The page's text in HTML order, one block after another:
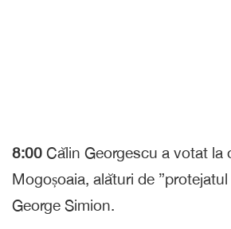
8:00 Călin Georgescu a votat la
Mogoșoaia, alături de
George Simion.